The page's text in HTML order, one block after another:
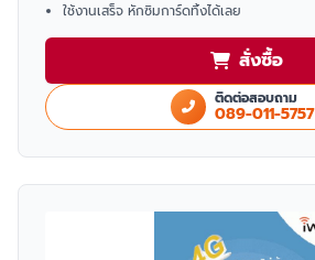
ใช้งานเสร็จ หักซิมการ์ดทิ้งได้เลย
สั่งซื้อ
ติดต่อสอบถาม
089-011-5757